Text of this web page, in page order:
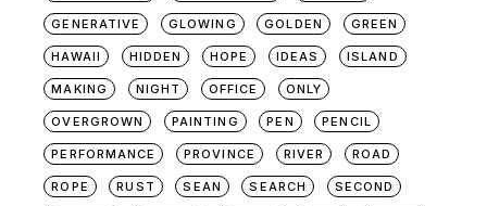
GENERATIVE GLOWING GOLDEN GREEN
HAWAII HIDDEN HOPE IDEAS ISLAND
MAKING NIGHT OFFICE ONLY
OVERGROWN PAINTING PEN PENCIL
PERFORMANCE PROVINCE RIVER ROAD
ROPE RUST SEAN SEARCH SECOND